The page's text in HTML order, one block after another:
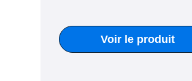
Voir le produit